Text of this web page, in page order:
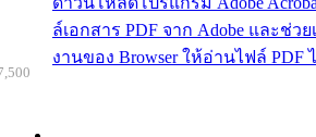
ล์เอกสาร PDF จาก Adobe และช่ว
งานของ Browser ให้อ่านไฟล์ PDF